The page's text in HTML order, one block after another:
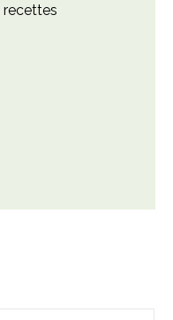
recettes